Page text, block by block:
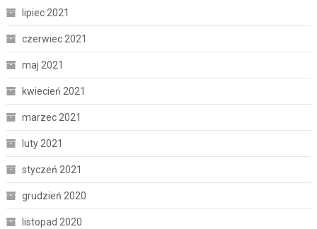
lipiec 2021
czerwiec 2021
maj 2021
kwiecień 2021
marzec 2021
luty 2021
styczeń 2021
grudzień 2020
listopad 2020